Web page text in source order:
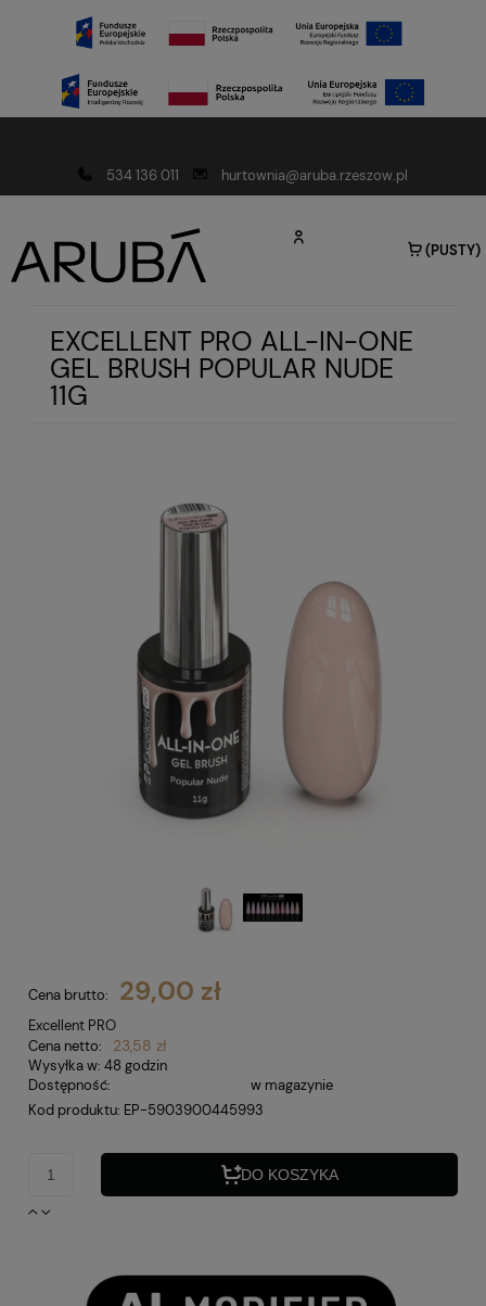
534 136 011
hurtownia@aruba.rzeszow.pl
(PUSTY)
EXCELLENT PRO ALL-IN-ONE
GEL BRUSH POPULAR NUDE
11G
Cena brutto: 29,00 zł
Excellent PRO
Cena netto:
23,58 zł
Wysyłka w: 48 godzin
Dostępność:
w magazynie
Kod produktu: EP-5903900445993
DO KOSZYKA